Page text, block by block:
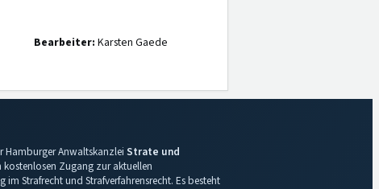
Bearbeiter: Karsten Gaede
Hamburger Anwaltskanzlei Strate und
kostenlosen Zugang zur aktuellen
Strafrecht und Strafverfahrensrecht. Es besteht